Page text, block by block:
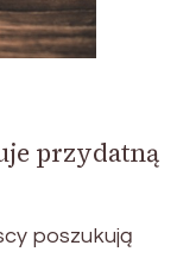
przydatną
poszukują